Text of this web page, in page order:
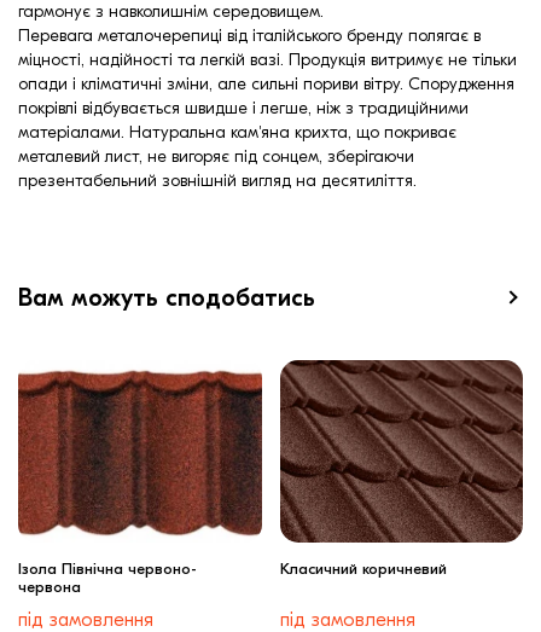
гармонує з навколишнім середовищем.
Перевага металочерепиці від італійського бренду полягає в
міцності, надійності та легкій вазі. Продукція витримує не тільки
опади і кліматичні зміни, але сильні пориви вітру. Спорудження
покрівлі відбувається швидше і легше, ніж з традиційними
матеріалами. Натуральна кам'яна крихта, що покриває
металевий лист, не вигоряє під сонцем, зберігаючи
презентабельний зовнішній вигляд на десятиліття.
Вам можуть сподобатись
Ізола Північна червоно-
червона
під замовлення
Класичний коричневий
під замовлення